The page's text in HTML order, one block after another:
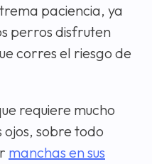
paciencia, ya
perros disfruten
corres el riesgo de
requiere mucho
ojos, sobre todo
manchas en sus